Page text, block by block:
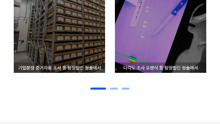
핵심사항
어렵고 복잡한 문제도저희 탐정법인 청솔과 함께라면 명확
하고 빠르게
GOLDEN TIME내의 초기대응이 중요합니다.
그러하기에
더욱 빠른 명확한 조사와 지원에 최선을 다하겠습니다.